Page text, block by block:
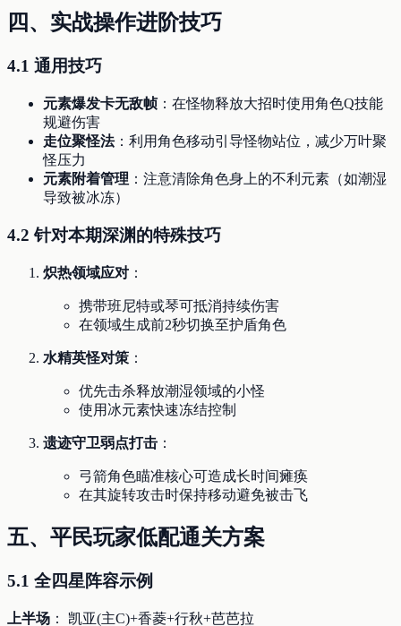
四、实战操作进阶技巧
4.1 通用技巧
元素爆发卡无敌帧：在怪物释放大招时使用角色Q技能
规避伤害
走位聚怪法：利用角色移动引导怪物站位，减少万叶聚
怪压力
元素附着管理 ：注意清除角色身上的不利元素（如潮湿
导致被冰冻）
4.2 针对本期深渊的特殊技巧
炽热领域应对 ：
携带班尼特或琴可抵消持续伤害
在领域生成前2秒切换至护盾角色
水精英怪对策 ：
优先击杀释放潮湿领域的小怪
使用冰元素快速冻结控制
遗迹守卫弱点打击 ：
弓箭角色瞄准核心可造成长时间瘫痪
在其旋转攻击时保持移动避免被击飞
五、平民玩家低配通关方案
5.1 全四星阵容示例
上半场 ： 凯亚(主C)+香菱+行秋+芭芭拉